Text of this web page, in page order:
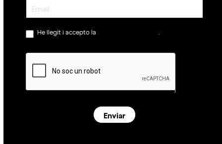
Newsletter
He llegit i accepto la
Enviar